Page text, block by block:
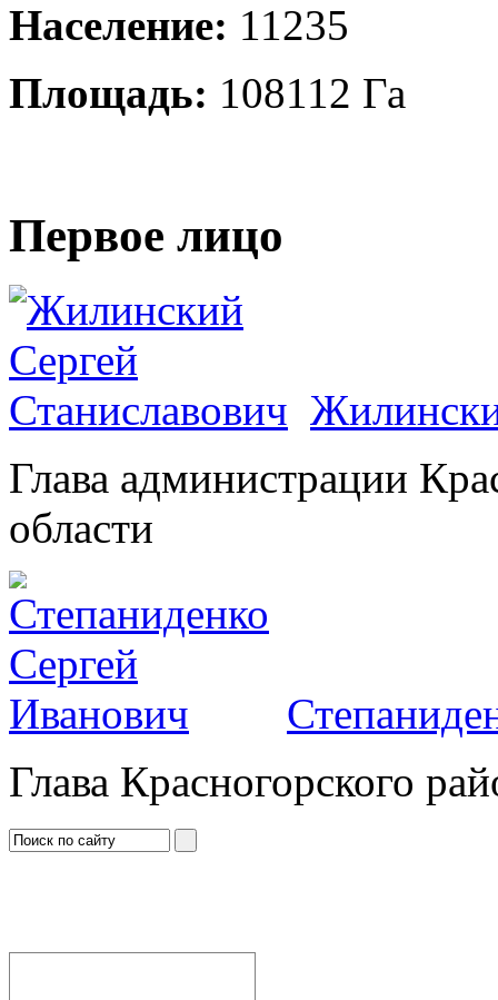
Население: 11235
Площадь: 108112 Га
Первое лицо
Глава администрации
области
Глава Красногорского